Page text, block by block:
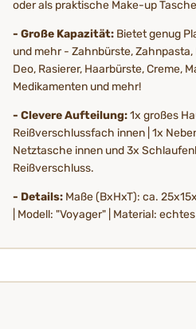
oder als praktische Make-up
- Große Kapazität: Bietet genug
und mehr - Zahnbürste,
Deo, Rasierer, Haarbürste, Creme,
Medikamenten und mehr!
- Clevere Aufteilung:1x großes
Reißverschlussfach innen | 1x
Netztasche innen und 3x
Reißverschluss.
- Details: Maße (BxHxT): ca.
| Modell: "Voyager" | Material: